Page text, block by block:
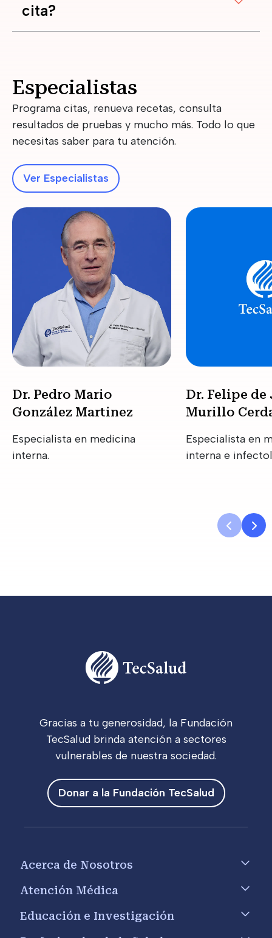
cita?
Especialistas
Programa citas, renueva recetas, consulta
resultados de pruebas y mucho más. Todo lo que
necesitas saber para tu atención.
Ver Especialistas
Dr. Pedro Mario
González Martinez
Especialista en medicina
interna.
Dr. Felipe de
Murillo
Especialista en
interna e
Gracias a tu generosidad, la Fundación
TecSalud brinda atención a sectores
vulnerables de nuestra sociedad.
Donar a la Fundación TecSalud
Acerca de Nosotros
Atención Médica
Educación e Investigación